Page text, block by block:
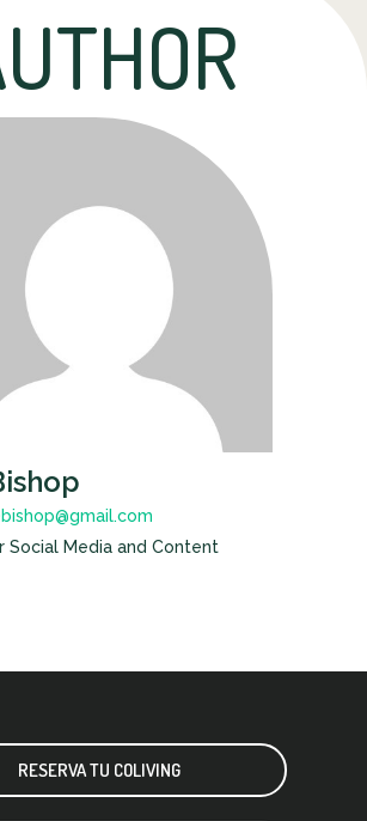
Social Media and Content
RESERVA TU COLIVING